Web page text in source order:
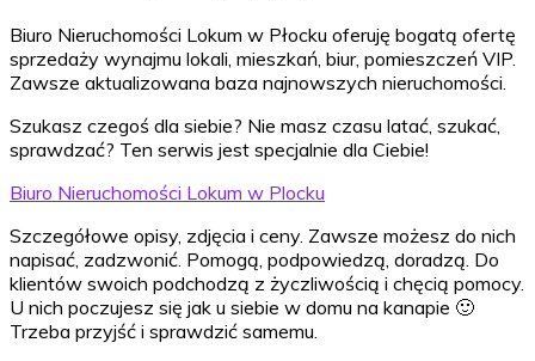
Biuro Nieruchomości Lokum w Płocku oferuję bogatą ofertę
sprzedaży wynajmu lokali, mieszkań, biur, pomieszczeń VIP.
Zawsze aktualizowana baza najnowszych nieruchomości.
Szukasz czegoś dla siebie? Nie masz czasu latać, szukać,
sprawdzać? Ten serwis jest specjalnie dla Ciebie!
Biuro Nieruchomości Lokum w Plocku
Szczegółowe opisy, zdjęcia i ceny. Zawsze możesz do nich
napisać, zadzwonić. Pomogą, podpowiedzą, doradzą. Do
klientów swoich podchodzą z życzliwością i chęcią pomocy.
U nich poczujesz się jak u siebie w domu na kanapie 🙂
Trzeba przyjść i sprawdzić samemu.